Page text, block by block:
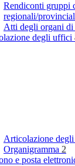
Rendiconti gruppi
regionali/
Atti degli organi
degli uffici
Articolazione
Organigramma 2
e posta